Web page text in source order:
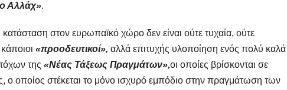
Αλλάχ».
στον ευρωπαϊκό χώρο δεν είναι ούτε τυχαία, ούτε
«προοδευτικοί», αλλά επιτυχής υλοποίηση ενός πολύ καλά
της «Νέας Τάξεως Πραγμάτων»,οι οποίες βρίσκονται σε
ο οποίος στέκεται το μόνο ισχυρό εμπόδιο στην πραγμάτωση των